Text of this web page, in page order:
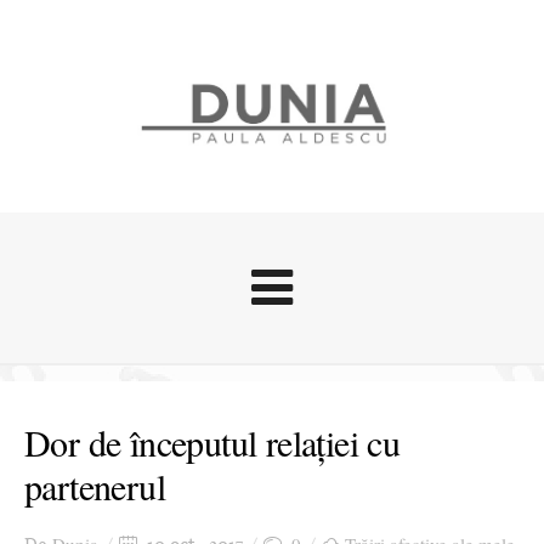
Stari afective
Zice Dunia
Cursuri povestite
Dor de începutul relației cu
partenerul